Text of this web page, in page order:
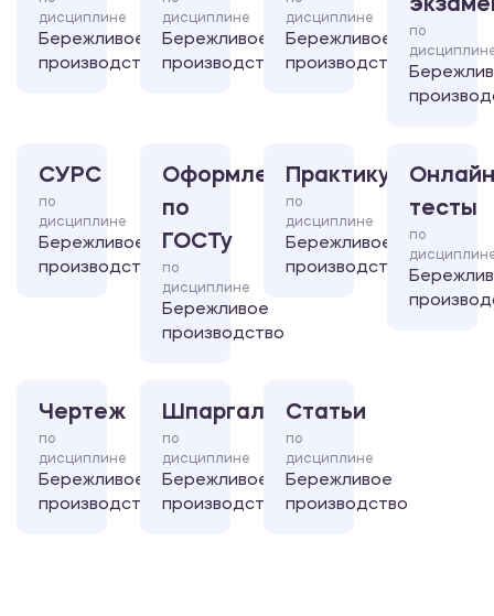
дисциплине
Бережливое
производство
дисциплине
Бережливое
производство
дисциплине
Бережливое
производство
по
СУРС
по
дисциплине
Бережливое
производство
Оформление
по
ГОСТу
по
дисциплине
Бережливое
производство
Практикум
по
дисциплине
Бережливое
производство
тесты
по
Чертеж
по
дисциплине
Бережливое
производство
Шпаргалка
по
дисциплине
Бережливое
производство
Статьи
по
дисциплине
Бережливое
производство